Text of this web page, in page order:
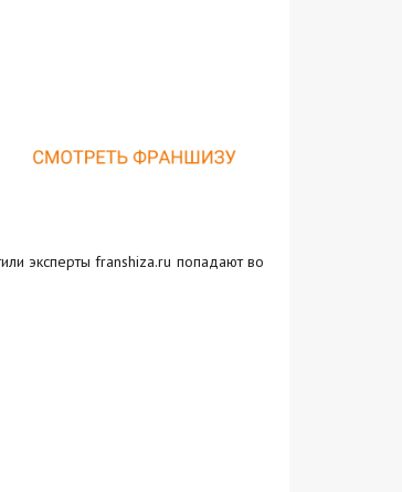
эксперты franshiza.ru попадают во